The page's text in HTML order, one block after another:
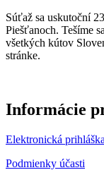
Súťaž sa uskutoční
Piešťanoch. Tešíme
všetkých kútov
stránke.
Informácie
Elektronická
Podmienky účasti